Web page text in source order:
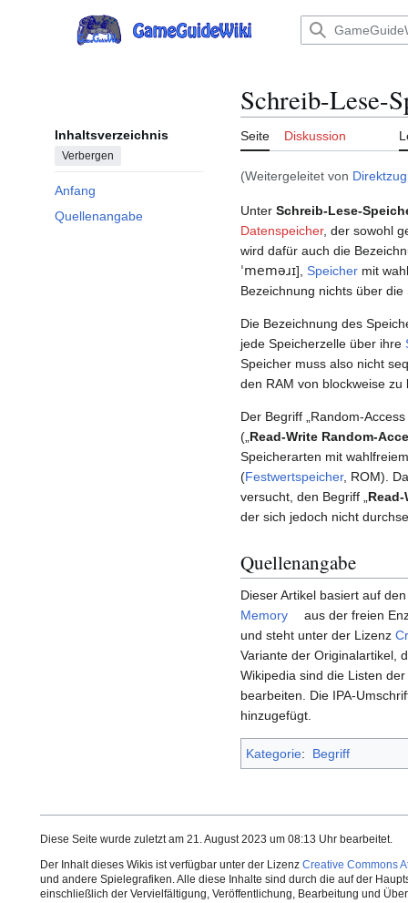
Hauptmenü
Inhaltsverzeichnis
Verbergen
Anfang
Quellenangabe
Schreib-Lese-
Seite Diskussion
(Weitergeleitet von
Unter Schreib-Lese-
Datenspeicher, der sowohl
wird dafür auch die
ˈmeməɹɪ], Speicher mit
Bezeichnung nichts über
Die Bezeichnung des
jede Speicherzelle über ihre
Speicher muss also nicht
den RAM von blockweise
Der Begriff „Random-
(„ Read-Write Random-
Speicherarten mit
(Festwertspeicher, ROM).
versucht, den Begriff „
der sich jedoch nicht
Quellenangabe
Dieser Artikel basiert auf
Memory
aus der freien
und steht unter der Lizenz
Variante der Originalartikel,
Wikipedia sind die Listen
bearbeiten. Die IPA-
hinzugefügt.
Kategorie: Begriff
Diese Seite wurde zuletzt am 21. August 2023 um 08:13 Uhr bearbeitet.
Der Inhalt dieses Wikis ist verfügbar unter der Lizenz Creative Commons
und andere Spielegrafiken. Alle diese Inhalte sind durch die auf der
einschließlich der Vervielfältigung, Veröffentlichung, Bearbeitung und